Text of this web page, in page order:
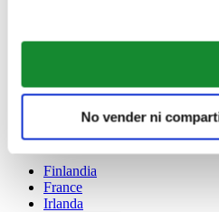
No vender ni
English
Dinamarca
España
Finlandia
France
Irlanda